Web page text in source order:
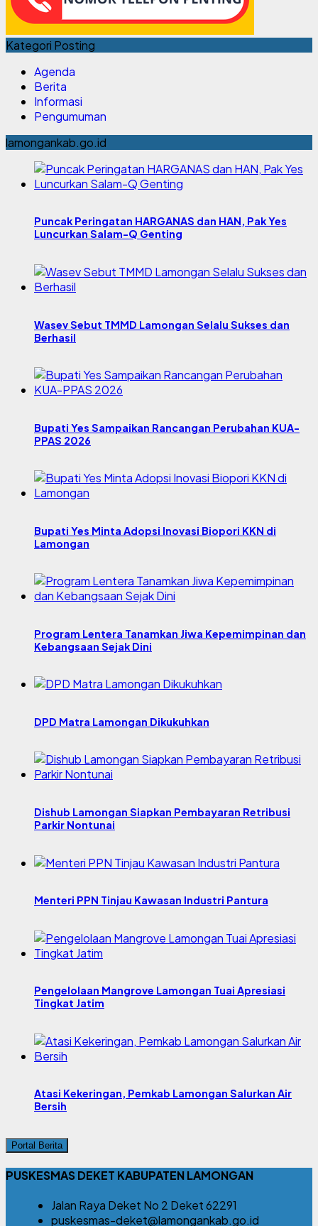
Kategori Posting
Agenda
Berita
Informasi
Pengumuman
lamongankab.go.id
Puncak Peringatan HARGANAS dan HAN, Pak Yes
Luncurkan Salam-Q Genting
Wasev Sebut TMMD Lamongan Selalu Sukses dan
Berhasil
Bupati Yes Sampaikan Rancangan Perubahan KUA-
PPAS 2026
Bupati Yes Minta Adopsi Inovasi Biopori KKN di
Lamongan
Program Lentera Tanamkan Jiwa Kepemimpinan dan
Kebangsaan Sejak Dini
DPD Matra Lamongan Dikukuhkan
Dishub Lamongan Siapkan Pembayaran Retribusi
Parkir Nontunai
Menteri PPN Tinjau Kawasan Industri Pantura
Pengelolaan Mangrove Lamongan Tuai Apresiasi
Tingkat Jatim
Atasi Kekeringan, Pemkab Lamongan Salurkan Air
Bersih
Portal Berita
PUSKESMAS DEKET KABUPATEN LAMONGAN
Jalan Raya Deket No 2 Deket 62291
puskesmas-deket@lamongankab.go.id